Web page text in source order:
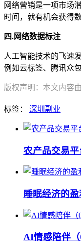
网络营销是一项市场
时间，就有机会获得
四.网络数据标注
人工智能技术的飞速
例如云标签、腾讯众
版权声明：本文内容
标签： 深圳副业
农产品交易平
睡眠经济的盈
AI情感陪伴（